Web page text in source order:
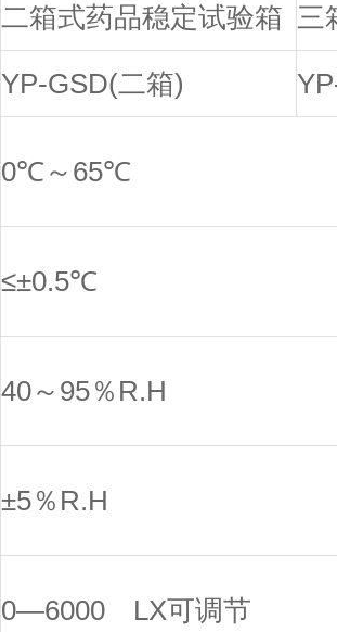
二箱式药品稳定试验箱 三
YP-GSD(二箱)
0℃～65℃
≤±0.5℃
40～95％R.H
±5％R.H
0—6000 LX可调节